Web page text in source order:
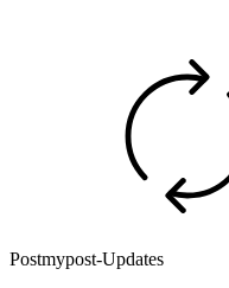
Postmypost-Updates